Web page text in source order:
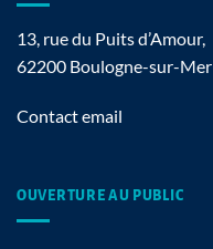
13, rue du Puits d’Amour,
62200 Boulogne-sur-Mer
Contact email
OUVERTURE AU PUBLIC